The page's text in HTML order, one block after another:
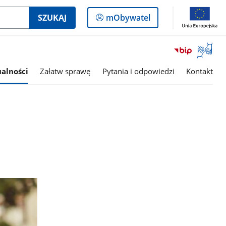
SZUKAJ
Logowanie
do
mObywatel
Otwórz
okno
z
Załatw sprawę Pytania i odpowiedzi Kontakt